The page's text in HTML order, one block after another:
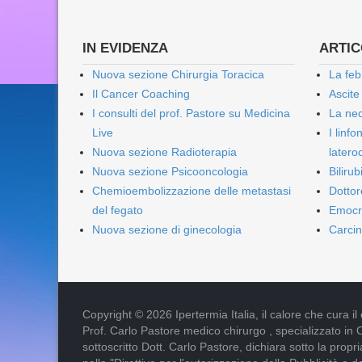
IN EVIDENZA
Nuova sezione Chirurgia Toracica
Il Cancer Coaching
I consulti del prof. Pastore su Medicina
Live
Nuova sezione Radioterapia
Nuova sezione Psicooncologia
Chemioembolizzazione delle metastasi
del fegato
Nuova sezione di ginecologia
La
La
I
Copyright © 2026 Ipertermia Italia, il calore che cura il
Prof. Carlo Pastore medico chirurgo , specializzato in
sottoscritto Dott. Carlo Pastore, dichiara sotto la